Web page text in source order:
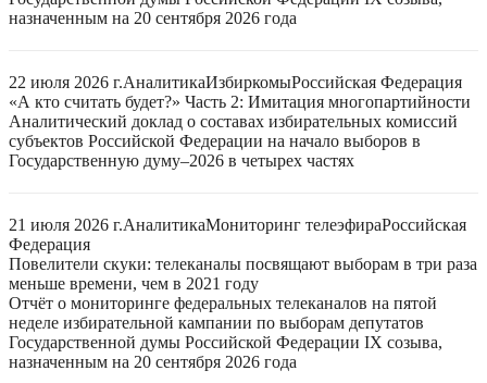
назначенным на 20 сентября 2026 года
22 июля 2026 г.АналитикаИзбиркомыРоссийская Федерация
«А кто считать будет?» Часть 2: Имитация многопартийности
Аналитический доклад о составах избирательных комиссий
субъектов Российской Федерации на начало выборов в
Государственную думу–2026 в четырех частях
21 июля 2026 г.АналитикаМониторинг телеэфираРоссийская
Федерация
Повелители скуки: телеканалы посвящают выборам в три раза
меньше времени, чем в 2021 году
Отчёт о мониторинге федеральных телеканалов на пятой
неделе избирательной кампании по выборам депутатов
Государственной думы Российской Федерации IX созыва,
назначенным на 20 сентября 2026 года